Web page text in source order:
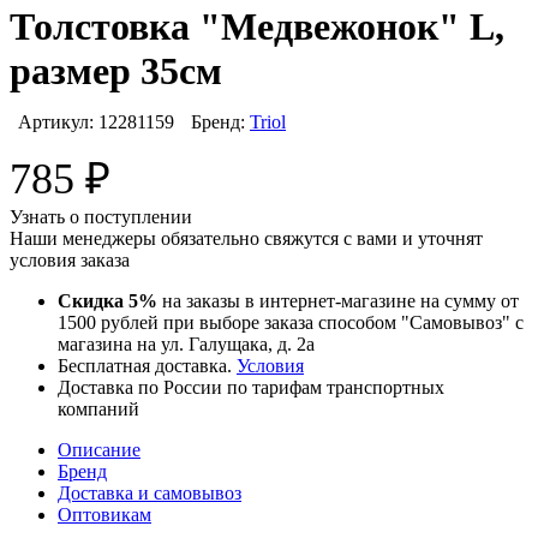
Толстовка "Медвежонок" L,
размер 35см
Артикул: 12281159 Бренд: Triol
785 ₽
Узнать о поступлении
Наши менеджеры обязательно свяжутся с вами и уточнят
условия заказа
Скидка 5% на заказы в интернет-магазине на сумму от
1500 рублей при выборе заказа способом "Самовывоз" с
магазина на ул. Галущака, д. 2а
Бесплатная доставка. Условия
Доставка по России по тарифам транспортных
компаний
Описание
Бренд
Доставка и самовывоз
Оптовикам